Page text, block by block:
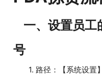
一、设置员工
号
1. 路径：【系统设置